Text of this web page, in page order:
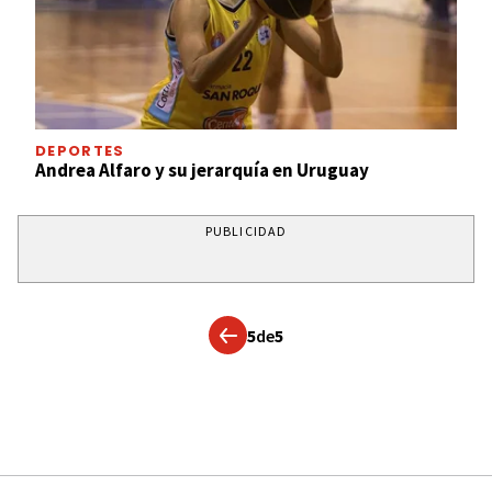
DEPORTES
Andrea Alfaro y su jerarquía en Uruguay
PUBLICIDAD
5de5